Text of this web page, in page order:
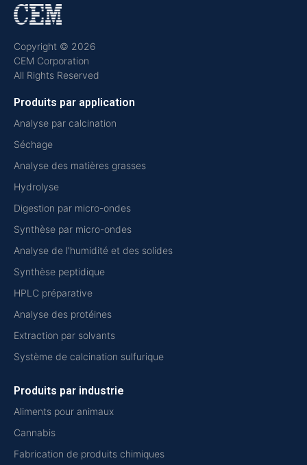
Copyright © 2026
CEM Corporation
All Rights Reserved
Produits par application
Analyse par calcination
Séchage
Analyse des matières grasses
Hydrolyse
Digestion par micro-ondes
Synthèse par micro-ondes
Analyse de l'humidité et des solides
Synthèse peptidique
HPLC préparative
Analyse des protéines
Extraction par solvants
Système de calcination sulfurique
Produits par industrie
Aliments pour animaux
Cannabis
Fabrication de produits chimiques